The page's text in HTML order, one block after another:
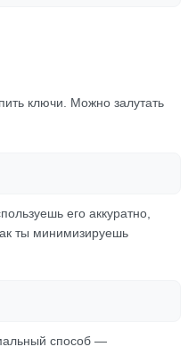
ключи. Можно залутать
его аккуратно,
ты минимизируешь
способ —